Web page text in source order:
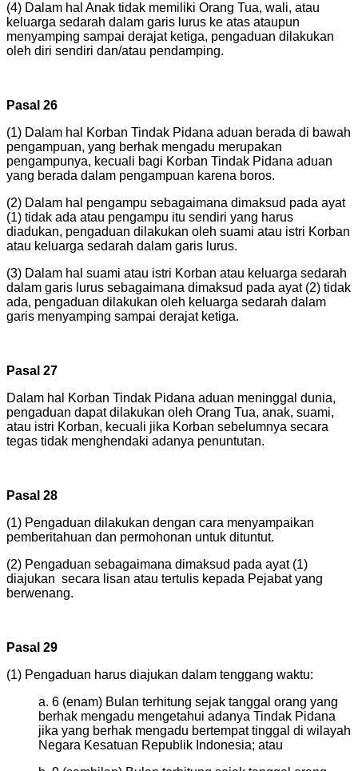
(4) Dalam hal Anak tidak memiliki Orang Tua, wali, atau
keluarga sedarah dalam garis lurus ke atas ataupun
menyamping sampai derajat ketiga, pengaduan dilakukan
oleh diri sendiri dan/atau pendamping.
Pasal 26
(1) Dalam hal Korban Tindak Pidana aduan berada di bawah
pengampuan, yang berhak mengadu merupakan
pengampunya, kecuali bagi Korban Tindak Pidana aduan
yang berada dalam pengampuan karena boros.
(2) Dalam hal pengampu sebagaimana dimaksud pada ayat
(1) tidak ada atau pengampu itu sendiri yang harus
diadukan, pengaduan dilakukan oleh suami atau istri Korban
atau keluarga sedarah dalam garis lurus.
(3) Dalam hal suami atau istri Korban atau keluarga sedarah
dalam garis lurus sebagaimana dimaksud pada ayat (2) tidak
ada, pengaduan dilakukan oleh keluarga sedarah dalam
garis menyamping sampai derajat ketiga.
Pasal 27
Dalam hal Korban Tindak Pidana aduan meninggal dunia,
pengaduan dapat dilakukan oleh Orang Tua, anak, suami,
atau istri Korban, kecuali jika Korban sebelumnya secara
tegas tidak menghendaki adanya penuntutan.
Pasal 28
(1) Pengaduan dilakukan dengan cara menyampaikan
pemberitahuan dan permohonan untuk dituntut.
(2) Pengaduan sebagaimana dimaksud pada ayat (1)
diajukan secara lisan atau tertulis kepada Pejabat yang
berwenang.
Pasal 29
(1) Pengaduan harus diajukan dalam tenggang waktu:
a. 6 (enam) Bulan terhitung sejak tanggal orang yang
berhak mengadu mengetahui adanya Tindak Pidana
jika yang berhak mengadu bertempat tinggal di wilayah
Negara Kesatuan Republik Indonesia; atau